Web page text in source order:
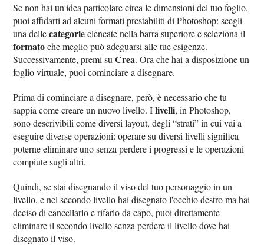
Se non hai un'idea particolare circa le dimensioni del tuo foglio,
puoi affidarti ad alcuni formati prestabiliti di Photoshop: scegli
una dellecategorieelencate nella barra superiore e seleziona il
formatoche meglio può adeguarsi alle tue esigenze.
Successivamente, premi suCrea. Ora che hai a disposizione un
foglio virtuale, puoi cominciare a disegnare.
Prima di cominciare a disegnare, però, è necessario che tu
sappia come creare un nuovo livello. Ilivelli, in Photoshop,
sono descrivibili come diversi layout, degli “strati” in cui vai a
eseguire diverse operazioni: operare su diversi livelli significa
poterne eliminare uno senza perdere i progressi e le operazioni
compiute sugli altri.
Quindi, se stai disegnando il viso del tuo personaggio in un
livello, e nel secondo livello hai disegnato l'occhio destro ma hai
deciso di cancellarlo e rifarlo da capo, puoi direttamente
eliminare il secondo livello senza perdere il livello dove hai
disegnato il viso.